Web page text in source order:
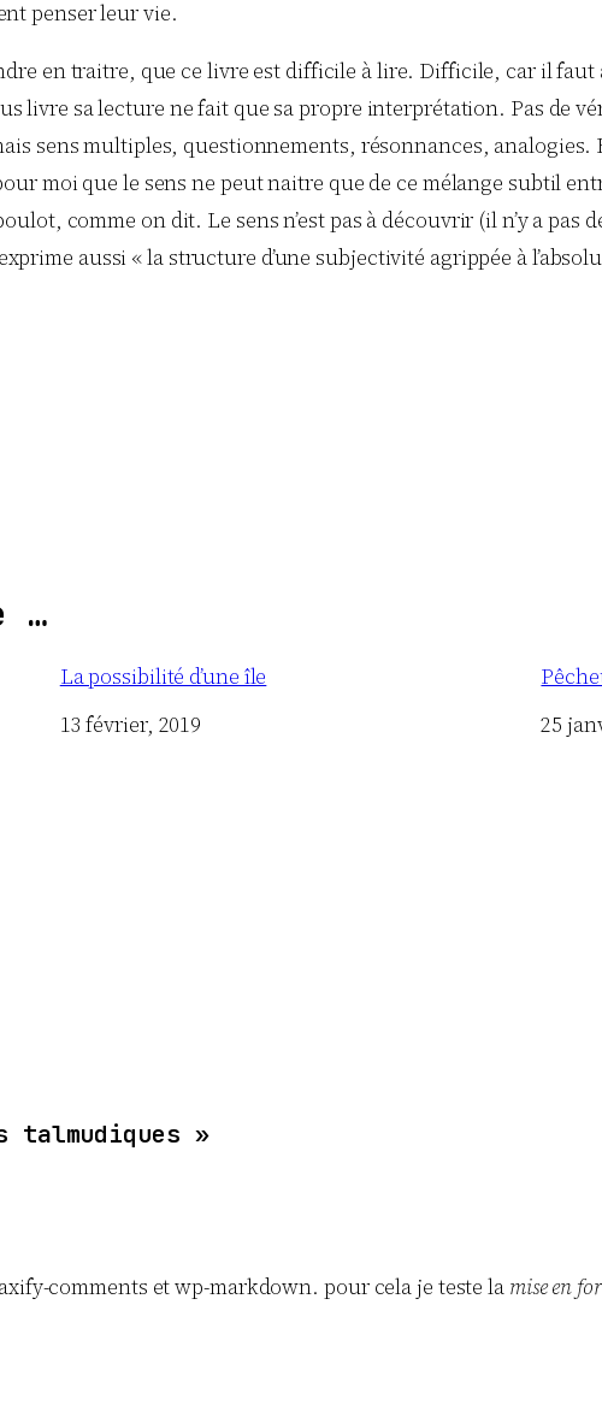
penser leur vie.
en traitre, que ce livre est difficile à lire. Difficile, car il faut
livre sa lecture ne fait que sa propre interprétation. Pas de
sens multiples, questionnements, résonnances, analogies.
moi que le sens ne peut naitre que de ce mélange subtil
comme on dit. Le sens n’est pas à découvrir (il n’y a pas
aussi « la structure d’une subjectivité agrippée à l’absolu
…
La possibilité d’une île
Date
13 février, 2019
Date
25
talmudiques »
comments et wp-markdown. pour cela je teste la mise en